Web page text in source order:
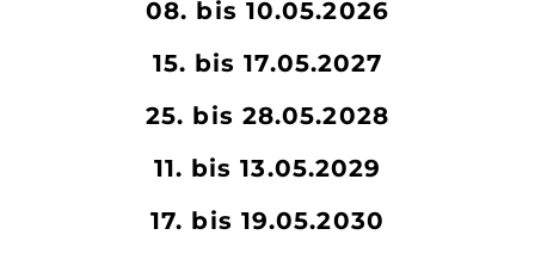
08. bis 10.05.2026
15. bis 17.05.2027
25. bis 28.05.2028
11. bis 13.05.2029
17. bis 19.05.2030